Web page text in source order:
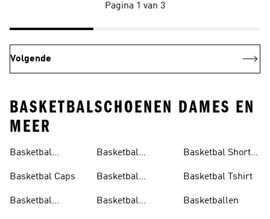
Pagina 1 van 3
Volgende
BASKETBALSCHOENEN DAMES EN
MEER
Basketbal
Basketbal Caps
Basketbal
Basketbal
Basketbal
Basketbal
Basketbal Shorts
Basketbal Tshirt
Basketballen